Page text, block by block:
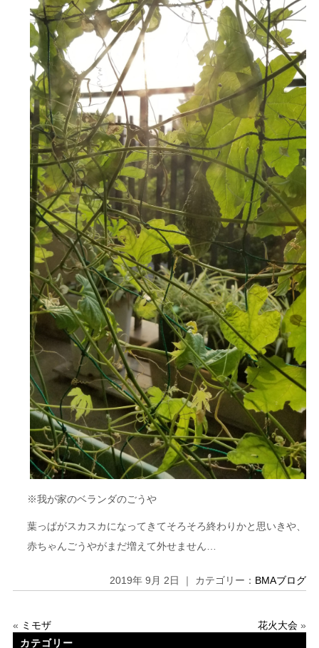
※我が家のベランダのごうや
葉っぱがスカスカになってきてそろそろ終わりかと思いきや、
赤ちゃんごうやがまだ増えて外せません…
2019年 9月 2日 ｜ カテゴリー： BMAブログ
« ミモザ 花火大会 »
カテゴリー